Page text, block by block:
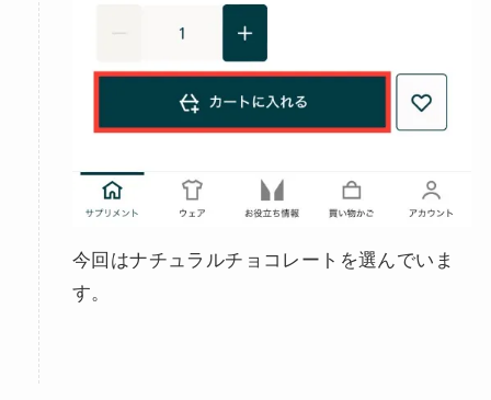
今回はナチュラルチョコレートを選んでいま
す。